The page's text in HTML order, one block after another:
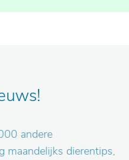
andere
maandelijks dierentips,